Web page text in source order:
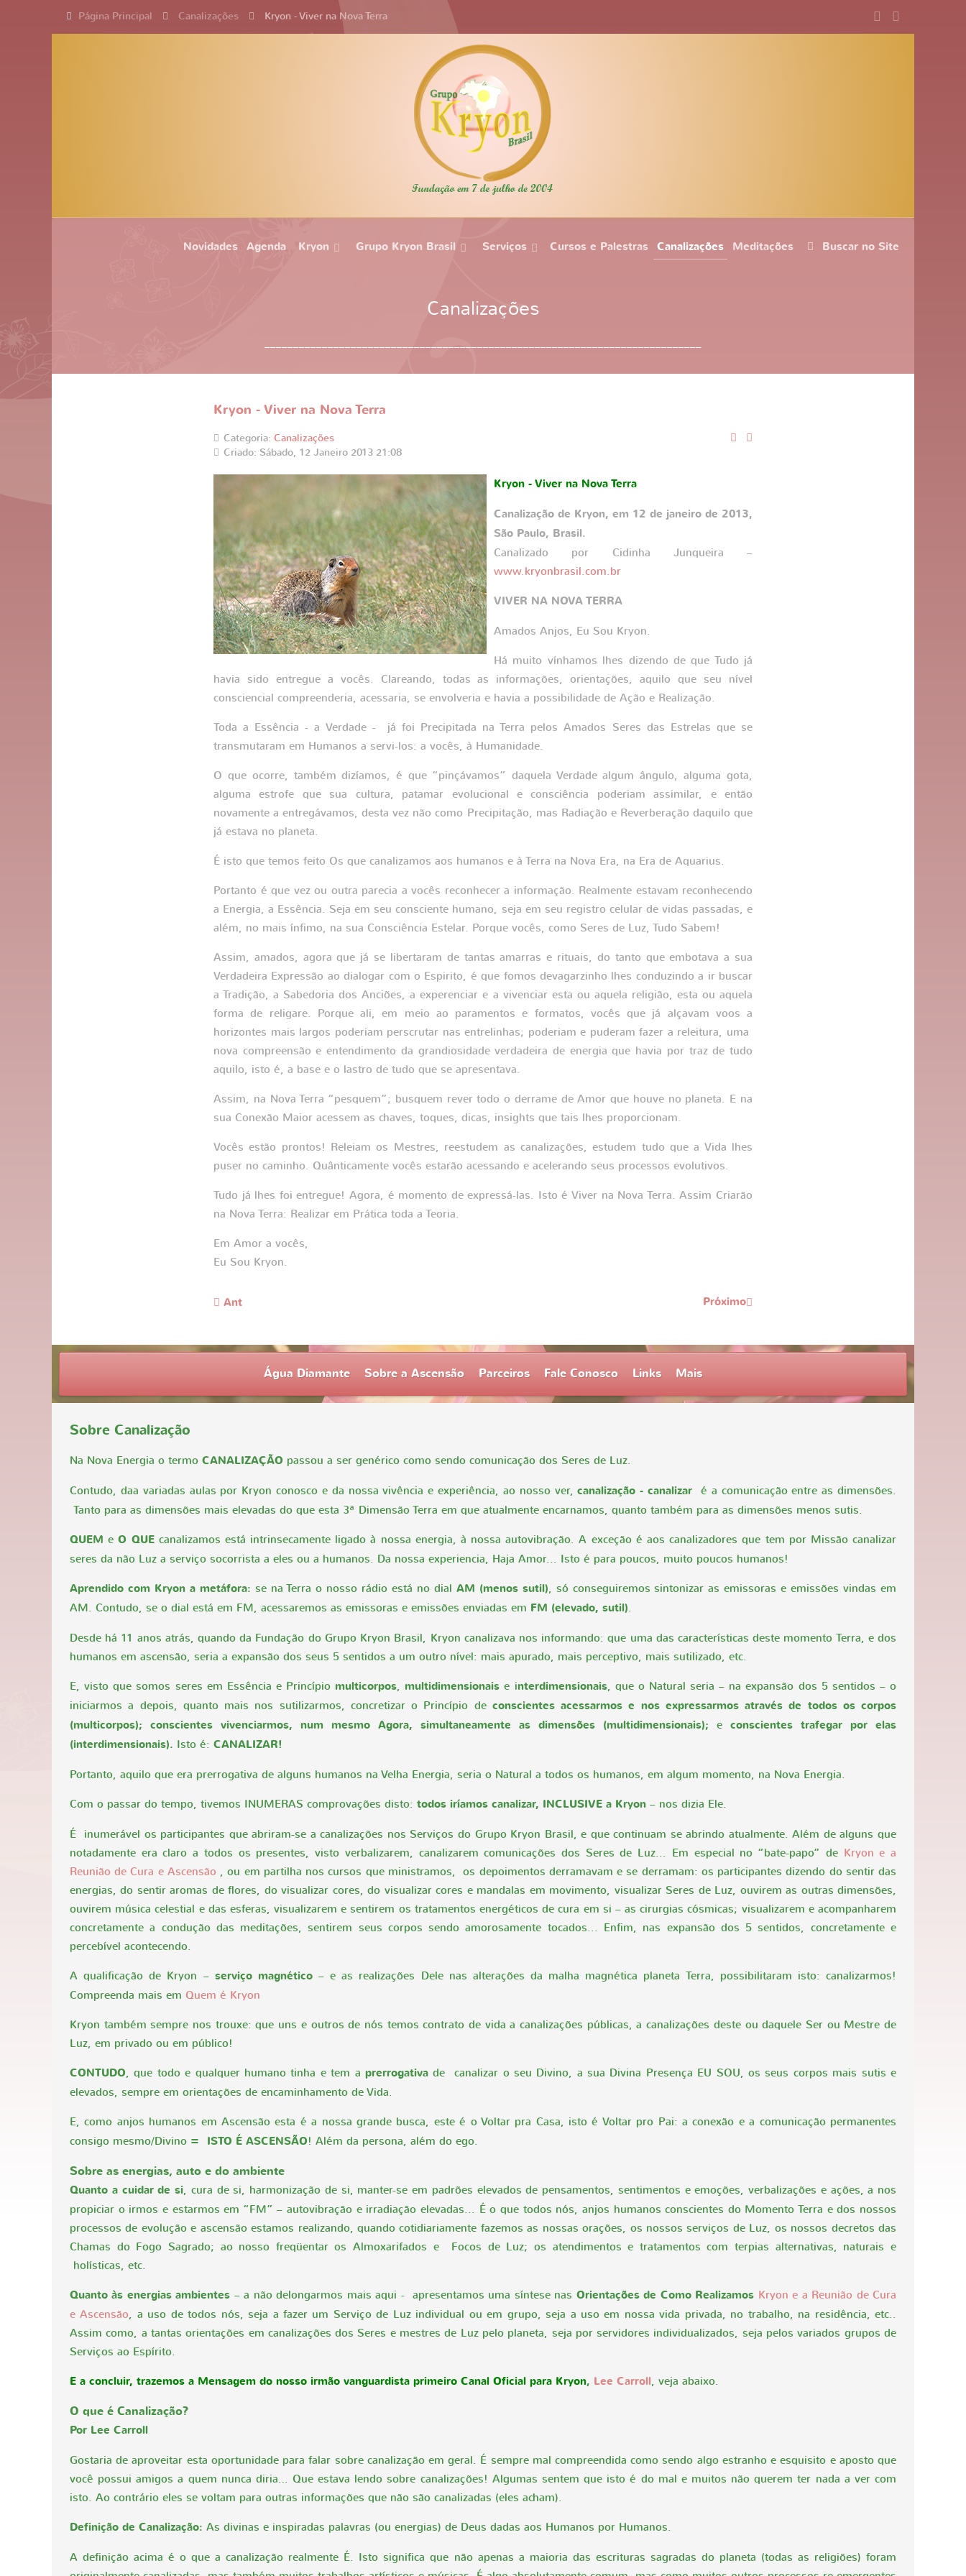
Página Principal Canalizações Kryon - Viver na Nova Terra
Novidades Agenda Kryon Grupo Kryon Brasil Serviços Cursos e Palestras Canalizações Meditações Buscar no Site
Canalizações
Kryon - Viver na Nova Terra
Categoria: Canalizações
Criado: Sábado, 12 Janeiro 2013 21:08
Kryon - Viver na Nova Terra
Canalização de Kryon, em 12 de janeiro de 2013,
São Paulo, Brasil.
Canalizado por Cidinha Junqueira –
www.kryonbrasil.com.br
VIVER NA NOVA TERRA
Amados Anjos, Eu Sou Kryon.
Há muito vínhamos lhes dizendo de que Tudo já
havia sido entregue a vocês. Clareando, todas as informações, orientações, aquilo que seu nível
consciencial compreenderia, acessaria, se envolveria e havia a possibilidade de Ação e Realização.
Toda a Essência - a Verdade - já foi Precipitada na Terra pelos Amados Seres das Estrelas que se
transmutaram em Humanos a servi-los: a vocês, à Humanidade.
O que ocorre, também dizíamos, é que “pinçávamos” daquela Verdade algum ângulo, alguma gota,
alguma estrofe que sua cultura, patamar evolucional e consciência poderiam assimilar, e então
novamente a entregávamos, desta vez não como Precipitação, mas Radiação e Reverberação daquilo que
já estava no planeta.
É isto que temos feito Os que canalizamos aos humanos e à Terra na Nova Era, na Era de Aquarius.
Portanto é que vez ou outra parecia a vocês reconhecer a informação. Realmente estavam reconhecendo
a Energia, a Essência. Seja em seu consciente humano, seja em seu registro celular de vidas passadas, e
além, no mais ínfimo, na sua Consciência Estelar. Porque vocês, como Seres de Luz, Tudo Sabem!
Assim, amados, agora que já se libertaram de tantas amarras e rituais, do tanto que embotava a sua
Verdadeira Expressão ao dialogar com o Espirito, é que fomos devagarzinho lhes conduzindo a ir buscar
a Tradição, a Sabedoria dos Anciões, a experenciar e a vivenciar esta ou aquela religião, esta ou aquela
forma de religare. Porque ali, em meio ao paramentos e formatos, vocês que já alçavam voos a
horizontes mais largos poderiam perscrutar nas entrelinhas; poderiam e puderam fazer a releitura, uma
nova compreensão e entendimento da grandiosidade verdadeira de energia que havia por traz de tudo
aquilo, isto é, a base e o lastro de tudo que se apresentava.
Assim, na Nova Terra “pesquem”; busquem rever todo o derrame de Amor que houve no planeta. E na
sua Conexão Maior acessem as chaves, toques, dicas, insights que tais lhes proporcionam.
Vocês estão prontos! Releiam os Mestres, reestudem as canalizações, estudem tudo que a Vida lhes
puser no caminho. Quânticamente vocês estarão acessando e acelerando seus processos evolutivos.
Tudo já lhes foi entregue! Agora, é momento de expressá-las. Isto é Viver na Nova Terra. Assim Criarão
na Nova Terra: Realizar em Prática toda a Teoria.
Em Amor a vocês,
Eu Sou Kryon.
Ant Próximo
Água Diamante Sobre a Ascensão Parceiros Fale Conosco Links Mais
Sobre Canalização
Na Nova Energia o termo CANALIZAÇÃO passou a ser genérico como sendo comunicação dos Seres de Luz.
Contudo, daa variadas aulas por Kryon conosco e da nossa vivência e experiência, ao nosso ver,canalização - canalizar é a comunicação entre as dimensões.
Tanto para as dimensões mais elevadas do que esta 3ª Dimensão Terra em que atualmente encarnamos, quanto também para as dimensões menos sutis.
QUEM eO QUEcanalizamos está intrinsecamente ligado à nossa energia, à nossa autovibração. A exceção é aos canalizadores que tem por Missão canalizar
seres da não Luz a serviço socorrista a eles ou a humanos. Da nossa experiencia, Haja Amor... Isto é para poucos, muito poucos humanos!
Aprendido com Kryon a metáfora: se na Terra o nosso rádio está no dial AM (menos sutil), só conseguiremos sintonizar as emissoras e emissões vindas em
AM. Contudo, se o dial está em FM, acessaremos as emissoras e emissões enviadas em FM (elevado, sutil).
Desde há 11 anos atrás, quando da Fundação do Grupo Kryon Brasil, Kryon canalizava nos informando: que uma das características deste momento Terra, e dos
humanos em ascensão, seria a expansão dos seus 5 sentidos a um outro nível: mais apurado, mais perceptivo, mais sutilizado, etc.
E, visto que somos seres em Essência e Princípio multicorpos, multidimensionais e interdimensionais, que o Natural seria – na expansão dos 5 sentidos – o
iniciarmos a depois, quanto mais nos sutilizarmos, concretizar o Princípio de conscientes acessarmos e nos expressarmos através de todos os corpos
(multicorpos); conscientes vivenciarmos, num mesmo Agora, simultaneamente as dimensões (multidimensionais); e conscientes trafegar por elas
(interdimensionais). Isto é: CANALIZAR!
Portanto, aquilo que era prerrogativa de alguns humanos na Velha Energia, seria o Natural a todos os humanos, em algum momento, na Nova Energia.
Com o passar do tempo, tivemos INUMERAS comprovações disto: todos iríamos canalizar, INCLUSIVE a Kryon – nos dizia Ele.
É inumerável os participantes que abriram-se a canalizações nos Serviços do Grupo Kryon Brasil, e que continuam se abrindo atualmente. Além de alguns que
notadamente era claro a todos os presentes, visto verbalizarem, canalizarem comunicações dos Seres de Luz... Em especial no “bate-papo” de Kryon e a
Reunião de Cura e Ascensão , ou em partilha nos cursos que ministramos, os depoimentos derramavam e se derramam: os participantes dizendo do sentir das
energias, do sentir aromas de flores, do visualizar cores, do visualizar cores e mandalas em movimento, visualizar Seres de Luz, ouvirem as outras dimensões,
ouvirem música celestial e das esferas, visualizarem e sentirem os tratamentos energéticos de cura em si – as cirurgias cósmicas; visualizarem e acompanharem
concretamente a condução das meditações, sentirem seus corpos sendo amorosamente tocados... Enfim, nas expansão dos 5 sentidos, concretamente e
percebível acontecendo.
A qualificação de Kryon – serviço magnético– e as realizações Dele nas alterações da malha magnética planeta Terra, possibilitaram isto: canalizarmos!
Compreenda mais em Quem é Kryon
Kryon também sempre nos trouxe: que uns e outros de nós temos contrato de vida a canalizações públicas, a canalizações deste ou daquele Ser ou Mestre de
Luz, em privado ou em público!
CONTUDO, que todo e qualquer humano tinha e tem a prerrogativade canalizar o seu Divino, a sua Divina Presença EU SOU, os seus corpos mais sutis e
elevados, sempre em orientações de encaminhamento de Vida.
E, como anjos humanos em Ascensão esta é a nossa grande busca, este é o Voltar pra Casa, isto é Voltar pro Pai: a conexão e a comunicação permanentes
consigo mesmo/Divino = ISTO É ASCENSÃO! Além da persona, além do ego.
Sobre as energias, auto e do ambiente
Quanto a cuidar de si, cura de si, harmonização de si, manter-se em padrões elevados de pensamentos, sentimentos e emoções, verbalizações e ações, a nos
propiciar o irmos e estarmos em “FM” – autovibração e irradiação elevadas... É o que todos nós, anjos humanos conscientes do Momento Terra e dos nossos
processos de evolução e ascensão estamos realizando, quando cotidiariamente fazemos as nossas orações, os nossos serviços de Luz, os nossos decretos das
Chamas do Fogo Sagrado; ao nosso freqüentar os Almoxarifados e Focos de Luz; os atendimentos e tratamentos com terpias alternativas, naturais e
holísticas, etc.
Quanto às energias ambientes – a não delongarmos mais aqui - apresentamos uma síntese nas Orientações de Como Realizamos Kryon e a Reunião de Cura
e Ascensão, a uso de todos nós, seja a fazer um Serviço de Luz individual ou em grupo, seja a uso em nossa vida privada, no trabalho, na residência, etc..
Assim como, a tantas orientações em canalizações dos Seres e mestres de Luz pelo planeta, seja por servidores individualizados, seja pelos variados grupos de
Serviços ao Espírito.
E a concluir, trazemos a Mensagem do nosso irmão vanguardista primeiro Canal Oficial para Kryon, Lee Carroll, veja abaixo.
O que é Canalização?
Por Lee Carroll
Gostaria de aproveitar esta oportunidade para falar sobre canalização em geral. É sempre mal compreendida como sendo algo estranho e esquisito e aposto que
você possui amigos a quem nunca diria… Que estava lendo sobre canalizações! Algumas sentem que isto é do mal e muitos não querem ter nada a ver com
isto. Ao contrário eles se voltam para outras informações que não são canalizadas (eles acham).
Definição de Canalização: As divinas e inspiradas palavras (ou energias) de Deus dadas aos Humanos por Humanos.
A definição acima é o que a canalização realmente É. Isto significa que não apenas a maioria das escrituras sagradas do planeta (todas as religiões) foram